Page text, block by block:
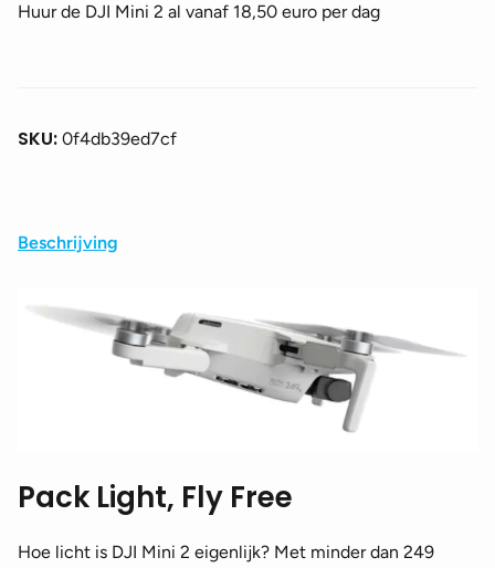
Huur de DJI Mini 2 al vanaf 18,50 euro per dag
SKU: 0f4db39ed7cf
Beschrijving
Pack Light, Fly Free
Hoe licht is DJI Mini 2 eigenlijk? Met minder dan 249